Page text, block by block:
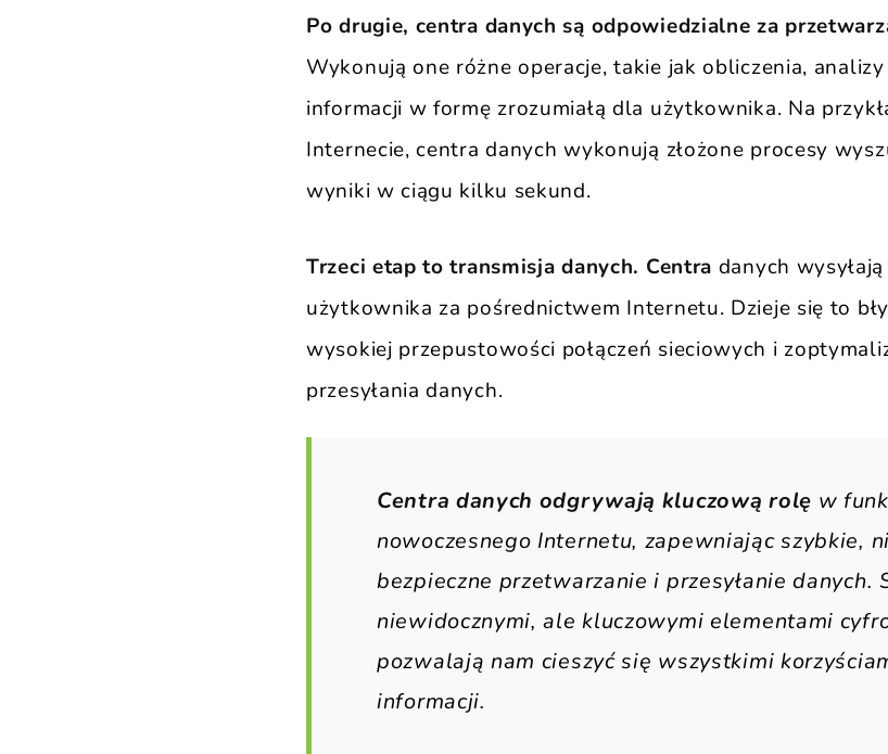
Po drugie, centra danych są odpowiedzialne za
Wykonują one różne operacje, takie jak obliczenia, analizy
informacji w formę zrozumiałą dla użytkownika. Na
Internecie, centra danych wykonują złożone procesy
wyniki w ciągu kilku sekund.
Trzeci etap to transmisja danych. Centra danych
użytkownika za pośrednictwem Internetu. Dzieje się to
wysokiej przepustowości połączeń sieciowych i
przesyłania danych.
Centra danych odgrywają kluczową rolę w
nowoczesnego Internetu, zapewniając szybkie,
bezpieczne przetwarzanie i przesyłanie danych.
niewidocznymi, ale kluczowymi elementami
pozwalają nam cieszyć się wszystkimi
informacji.